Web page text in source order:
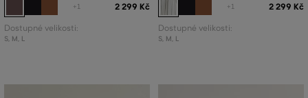
+1 2 299 Kč
Dostupné velikosti:
S, M, L
+1 2 299 Kč
Dostupné velikosti:
S, M, L